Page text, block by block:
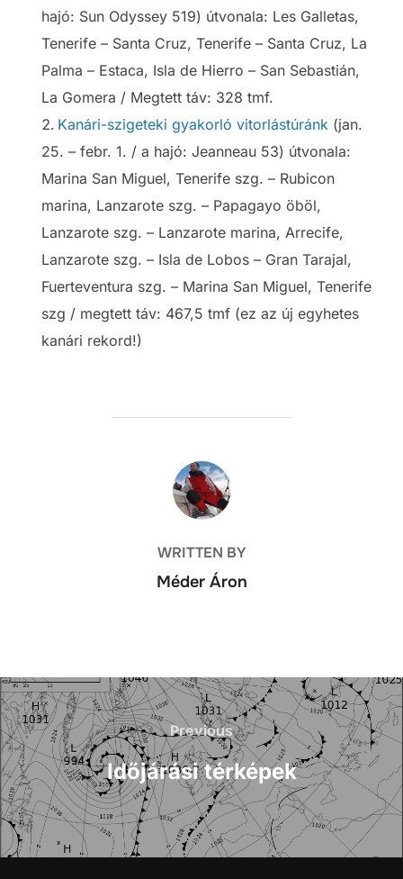
hajó: Sun Odyssey 519) útvonala: Les Galletas,
Tenerife – Santa Cruz, Tenerife – Santa Cruz, La
Palma – Estaca, Isla de Hierro – San Sebastián,
La Gomera / Megtett táv: 328 tmf.
Kanári-szigeteki gyakorló vitorlástúránk (jan.
25. – febr. 1. / a hajó: Jeanneau 53) útvonala:
Marina San Miguel, Tenerife szg. – Rubicon
marina, Lanzarote szg. – Papagayo öböl,
Lanzarote szg. – Lanzarote marina, Arrecife,
Lanzarote szg. – Isla de Lobos – Gran Tarajal,
Fuerteventura szg. – Marina San Miguel, Tenerife
szg / megtett táv: 467,5 tmf (ez az új egyhetes
kanári rekord!)
POST AUTHOR
WRITTEN BY
Méder Áron
Bejegyzés
navigáció
Previous
Previous
Időjárási térképek